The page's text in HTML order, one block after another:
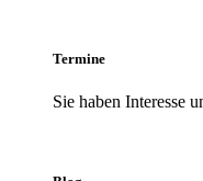
Termine
Sie haben Interesse